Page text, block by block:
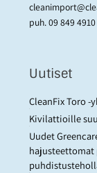
puh.09 849 4910
Uutiset
CleanFix Toro
Kivilattioille
Uudet
hajusteettomat